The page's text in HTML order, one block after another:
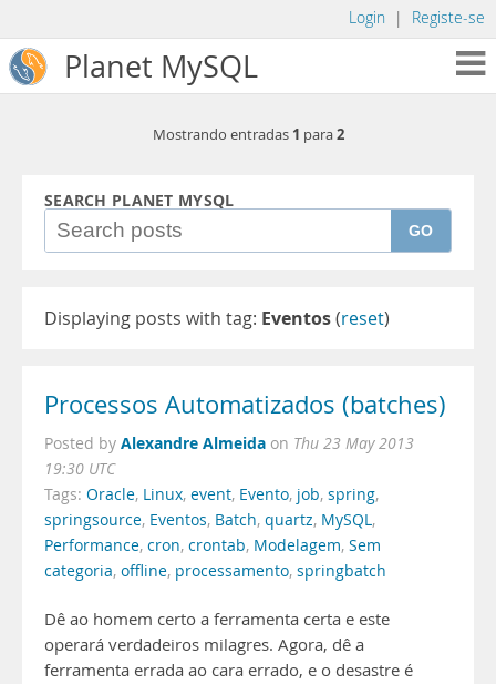
Login | Registe-se
Planet MySQL
Mostrando entradas 1 para2
SEARCH PLANET MYSQL
GO
Displaying posts with tag: Eventos(reset)
Processos Automatizados (batches)
Posted by Alexandre Almeida on Thu 23 May 2013
19:30 UTC
Tags: Oracle, Linux, event, Evento, job, spring,
springsource, Eventos, Batch, quartz, MySQL,
Performance, cron, crontab, Modelagem, Sem
categoria, offline, processamento, springbatch
Dê ao homem certo a ferramenta certa e este
operará verdadeiros milagres. Agora, dê a
ferramenta errada ao cara errado, e o desastre é